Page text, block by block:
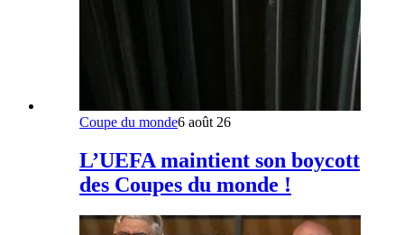
Coupe du monde6 août 26
L’UEFA maintient son boycott
des Coupes du monde !